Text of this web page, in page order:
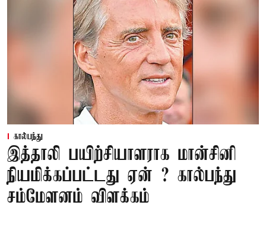
கால்பந்து
இத்தாலி பயிற்சியாளராக மான்சினி
நியமிக்கப்பட்டது ஏன் ? கால்பந்து
சம்மேளனம் விளக்கம்